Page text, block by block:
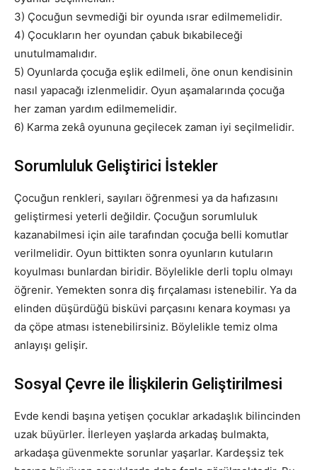
3) Çocuğun sevmediği bir oyunda ısrar edilmemelidir.
4) Çocukların her oyundan çabuk bıkabileceği
unutulmamalıdır.
5) Oyunlarda çocuğa eşlik edilmeli, öne onun kendisinin
nasıl yapacağı izlenmelidir. Oyun aşamalarında çocuğa
her zaman yardım edilmemelidir.
6) Karma zekâ oyununa geçilecek zaman iyi seçilmelidir.
Sorumluluk Geliştirici İstekler
Çocuğun renkleri, sayıları öğrenmesi ya da hafızasını
geliştirmesi yeterli değildir. Çocuğun sorumluluk
kazanabilmesi için aile tarafından çocuğa belli komutlar
verilmelidir. Oyun bittikten sonra oyunların kutuların
koyulması bunlardan biridir. Böylelikle derli toplu olmayı
öğrenir. Yemekten sonra diş fırçalaması istenebilir. Ya da
elinden düşürdüğü bisküvi parçasını kenara koyması ya
da çöpe atması istenebilirsiniz. Böylelikle temiz olma
anlayışı gelişir.
Sosyal Çevre ile İlişkilerin Geliştirilmesi
Evde kendi başına yetişen çocuklar arkadaşlık bilincinden
uzak büyürler. İlerleyen yaşlarda arkadaş bulmakta,
arkadaşa güvenmekte sorunlar yaşarlar. Kardeşsiz tek